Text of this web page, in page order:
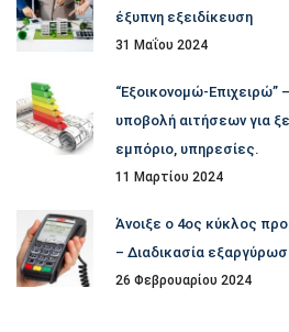
έξυπνη εξειδίκευση
31 Μαΐου 2024
“Εξοικονομώ-Επιχειρώ”
υποβολή αιτήσεων για
εμπόριο, υπηρεσίες.
11 Μαρτίου 2024
Άνοιξε ο 4ος κύκλος
– Διαδικασία
26 Φεβρουαρίου 2024